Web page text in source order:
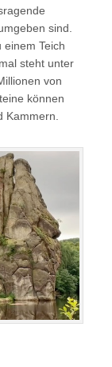
sind.
einem Teich
steht unter
von
können
Kammern.